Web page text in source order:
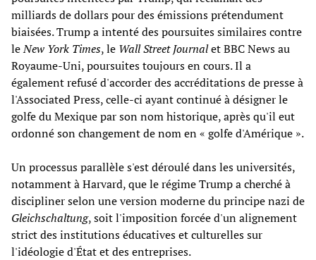
milliards de dollars pour des émissions prétendument
biaisées. Trump a intenté des poursuites similaires contre
leNew York Times, le Wall Street Journalet BBC News au
Royaume-Uni, poursuites toujours en cours. Il a
également refusé d'accorder des accréditations de presse à
l'Associated Press, celle-ci ayant continué à désigner le
golfe du Mexique par son nom historique, après qu'il eut
ordonné son changement de nom en « golfe d'Amérique ».
Un processus parallèle s'est déroulé dans les universités,
notamment à Harvard, que le régime Trump a cherché à
discipliner selon une version moderne du principe nazi de
Gleichschaltung, soit l'imposition forcée d'un alignement
strict des institutions éducatives et culturelles sur
l'idéologie d'État et des entreprises.